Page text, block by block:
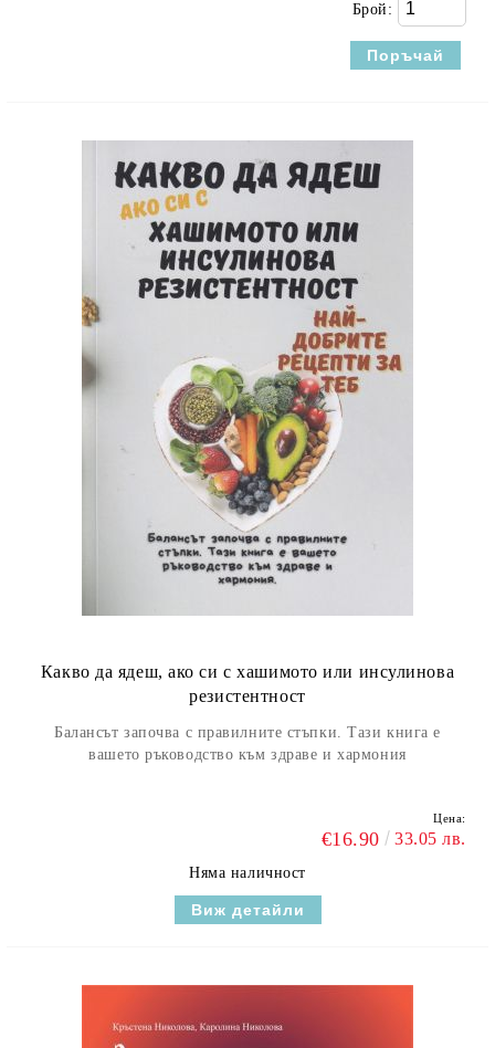
Брой:
Какво да ядеш, ако си с хашимото или инсулинова
резистентност
Балансът започва с правилните стъпки. Тази книга е
вашето ръководство към здраве и хармония
Цена:
€16.90 33.05 лв.
Няма наличност
Виж детайли